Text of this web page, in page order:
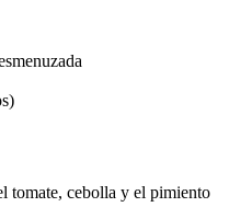
tomate, cebolla y el pimiento